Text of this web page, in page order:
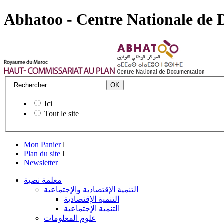
Abhatoo - Centre Nationale de
Ici
Tout le site
Mon Panier l
Plan du site l
Newsletter
معلمة نصية
التنمية الإقتصادية والإجتماعية
التنمية الإقتصادية
التنمية الإجتماعية
علوم المعلومات